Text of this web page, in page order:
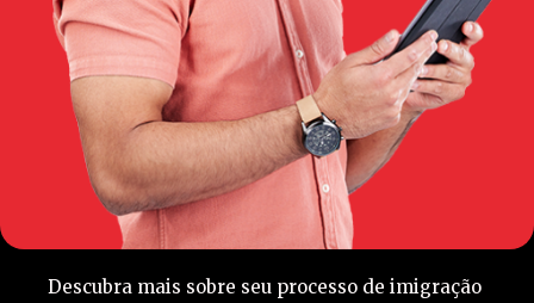
Descubra mais sobre seu processo de imigração